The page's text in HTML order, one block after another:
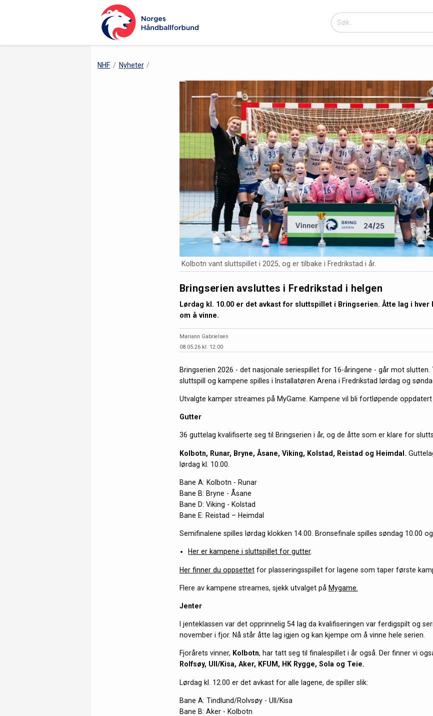
NHF Nyheter
Kolbotn vant sluttspillet i 2025, og er tilbake i Fredrikstad i år.
Bringserien avsluttes i Fredrikstad i helgen
Lørdag kl. 10.00 er det avkast for sluttspillet i Bringserien. Åtte lag i hver
om å vinne.
Mariann Gabrielsen
08.05.26 kl. 12:00
Bringserien 2026 - det nasjonale seriespillet for 16-åringene - går mot slutten.
sluttspill og kampene spilles i Installatøren Arena i Fredrikstad lørdag og
Utvalgte kamper streames på MyGame. Kampene vil bli fortløpende oppdatert
Gutter
36 guttelag kvalifiserte seg til Bringserien i år, og de åtte som er klare for
Kolbotn, Runar, Bryne, Åsane, Viking, Kolstad, Reistad og Heimdal.
lørdag kl. 10.00.
Bane A: Kolbotn - Runar
Bane B: Bryne - Åsane
Bane D: Viking - Kolstad
Bane E: Reistad – Heimdal
Semifinalene spilles lørdag klokken 14.00. Bronsefinale spilles søndag 10.00
Her er kampene i sluttspillet for gutter.
Her finner du oppsettetfor plasseringsspillet for lagene som taper første
Flere av kampene streames, sjekk utvalget på Mygame.
Jenter
I jenteklassen var det opprinnelig 54 lag da kvalifiseringen var ferdigspilt og
november i fjor. Nå står åtte lag igjen og kan kjempe om å vinne hele serien.
Fjorårets vinner, Kolbotn, har tatt seg til finalespillet i år også. Der finner vi
Rolfsøy, Ull/Kisa, Aker, KFUM, HK Rygge, Sola og Teie.
Lørdag kl. 12.00 er det avkast for alle lagene, de spiller slik:
Bane A: Tindlund/Rolvsøy - Ull/Kisa
Bane B: Aker - Kolbotn